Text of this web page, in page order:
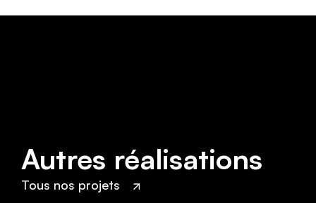
Autres réalisations
Tous nos projets